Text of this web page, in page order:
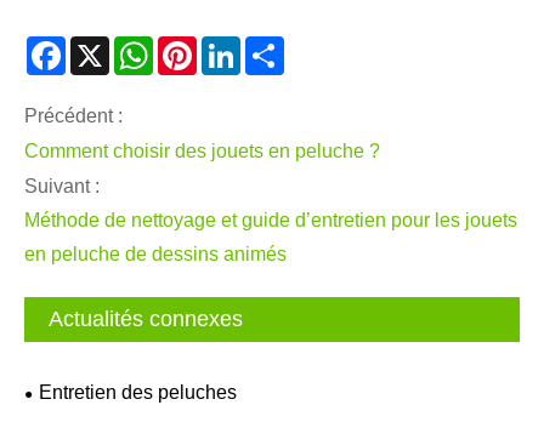
Facebook
X WhatsAppPinterestLinkedIn
Précédent :
Comment choisir des jouets en peluche ?
Suivant :
Méthode de nettoyage et guide d’entretien pour les jouets
en peluche de dessins animés
Actualités connexes
Entretien des peluches